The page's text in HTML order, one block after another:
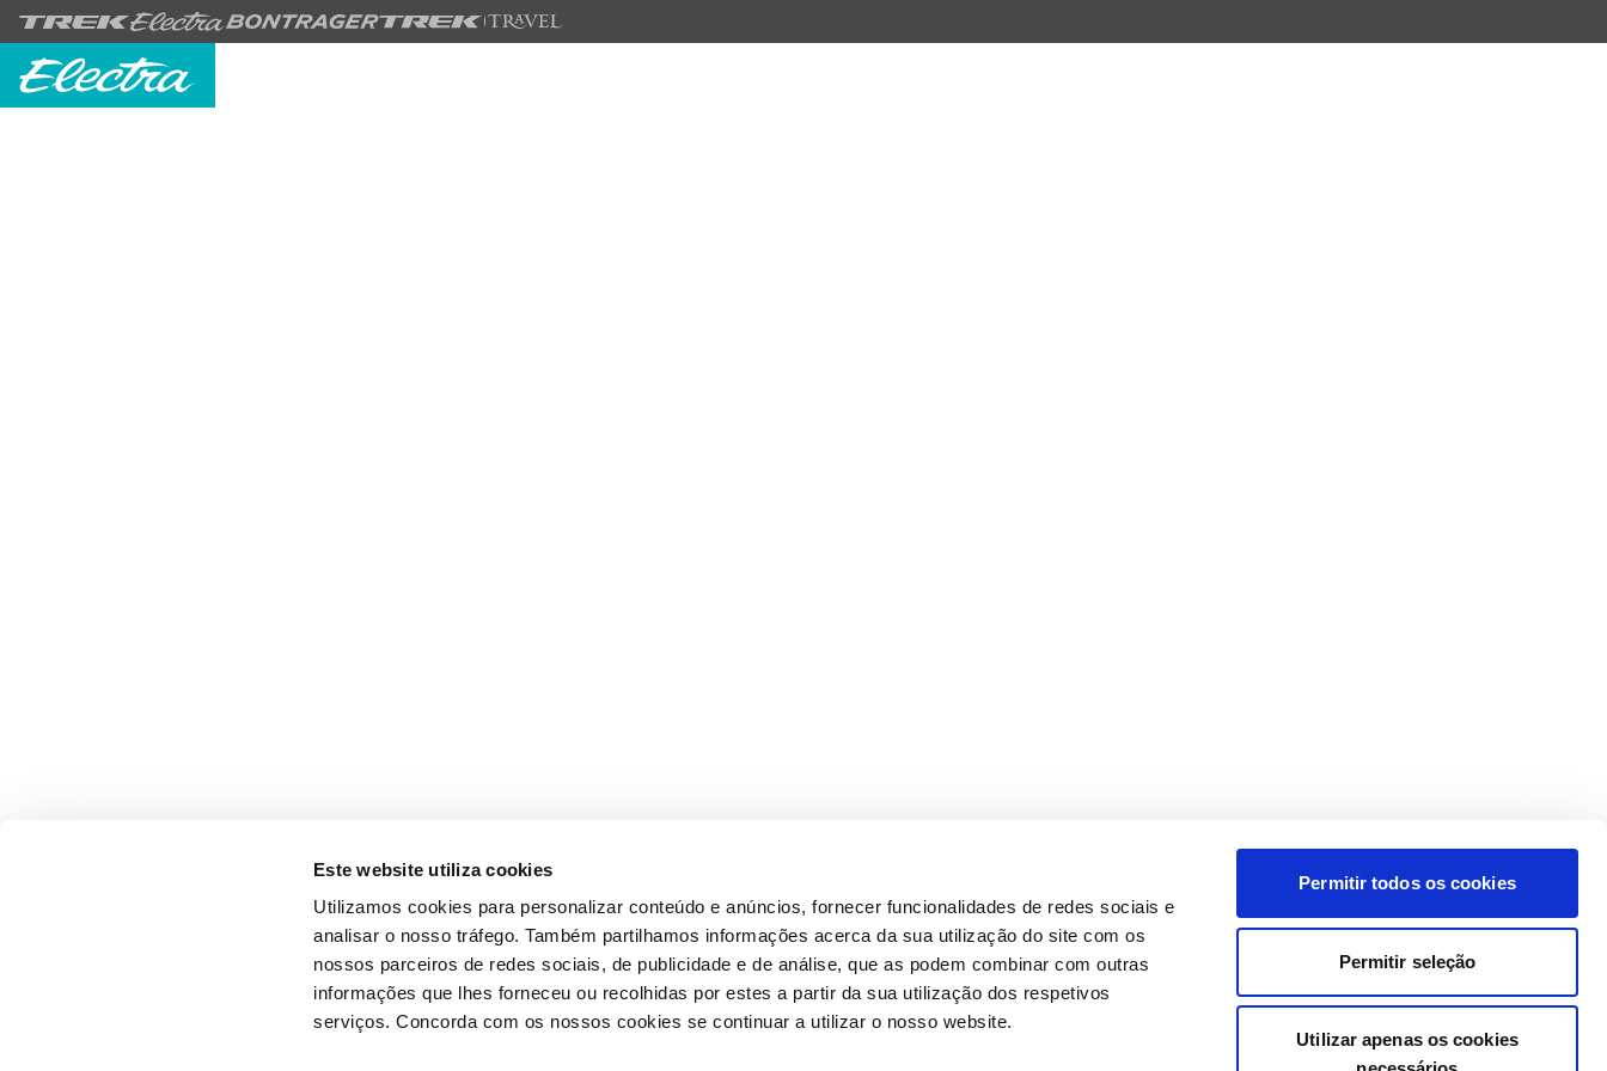
Este website utiliza cookies
Utilizamos cookies para personalizar conteúdo e anúncios, fornecer funcionalidades de redes sociais e
analisar o nosso tráfego. Também partilhamos informações acerca da sua utilização do site com os
nossos parceiros de redes sociais, de publicidade e de análise, que as podem combinar com outras
informações que lhes forneceu ou recolhidas por estes a partir da sua utilização dos respetivos
serviços. Concorda com os nossos cookies se continuar a utilizar o nosso website.
Permitir todos os cookies
Permitir seleção
Utilizar apenas os cookies